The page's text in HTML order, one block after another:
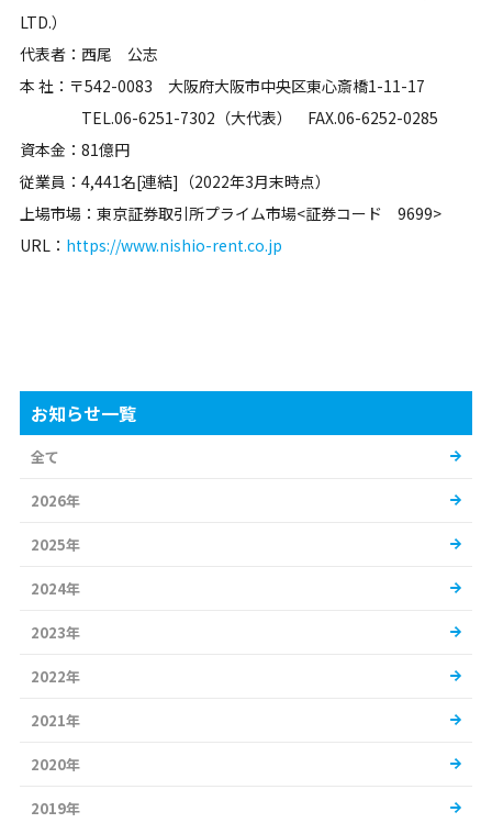
LTD.）
代表者：西尾 公志
本 社：〒542-0083 大阪府大阪市中央区東心斎橋1-11-17
TEL.06-6251-7302（大代表） FAX.06-6252-0285
資本金：81億円
従業員：4,441名[連結]（2022年3月末時点）
上場市場：東京証券取引所プライム市場<証券コード 9699>
URL： https://www.nishio-rent.co.jp
お知らせ一覧
全て
2026年
2025年
2024年
2023年
2022年
2021年
2020年
2019年